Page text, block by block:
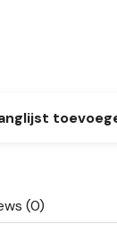
product is
(0)